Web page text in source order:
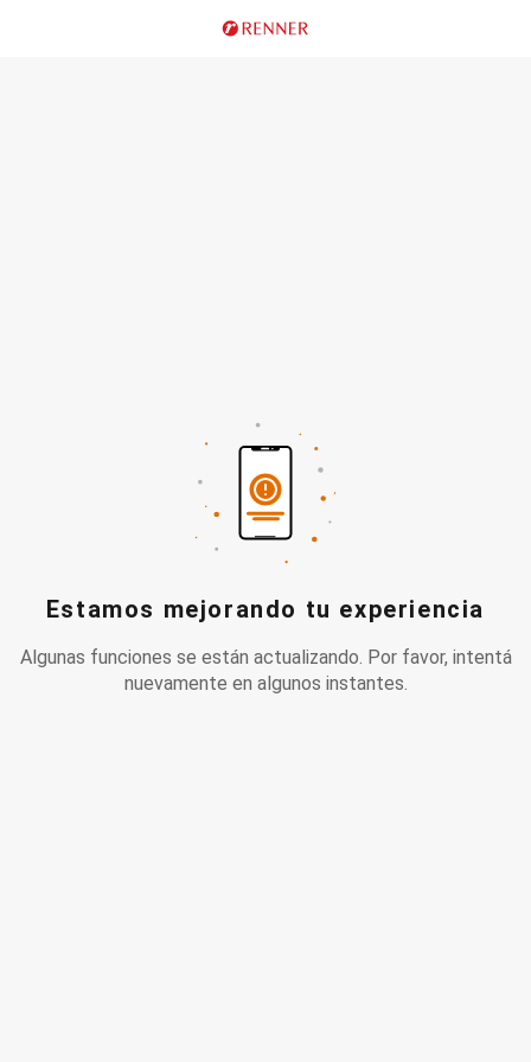
Estamos mejorando tu experiencia
Algunas funciones se están actualizando. Por favor, intentá
nuevamente en algunos instantes.